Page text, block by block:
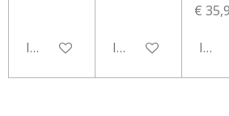
In winkelwagenIn winkelwagen
€
In